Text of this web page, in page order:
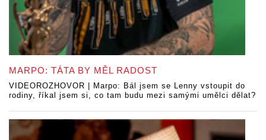
MARPO: TÁTA BY MĚL RADOST
VIDEOROZHOVOR | Marpo: Bál jsem se Lenny vstoupit do
rodiny, říkal jsem si, co tam budu mezi samými umělci dělat?